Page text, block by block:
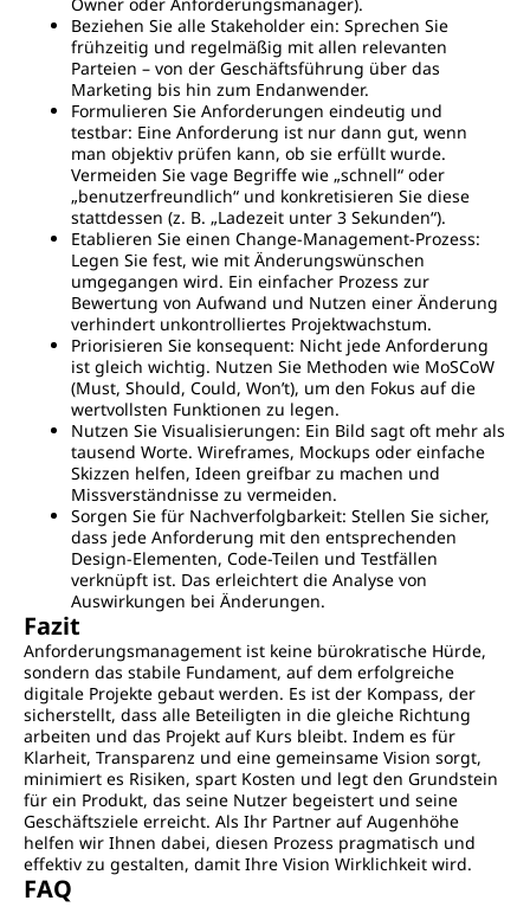
Beziehen Sie alle Stakeholder ein: Sprechen Sie
frühzeitig und regelmäßig mit allen relevanten
Parteien – von der Geschäftsführung über das
Marketing bis hin zum Endanwender.
Formulieren Sie Anforderungen eindeutig und
testbar: Eine Anforderung ist nur dann gut, wenn
man objektiv prüfen kann, ob sie erfüllt wurde.
Vermeiden Sie vage Begriffe wie „schnell“ oder
„benutzerfreundlich“ und konkretisieren Sie diese
stattdessen (z. B. „Ladezeit unter 3 Sekunden“).
Etablieren Sie einen Change-Management-Prozess:
Legen Sie fest, wie mit Änderungswünschen
umgegangen wird. Ein einfacher Prozess zur
Bewertung von Aufwand und Nutzen einer Änderung
verhindert unkontrolliertes Projektwachstum.
Priorisieren Sie konsequent: Nicht jede Anforderung
ist gleich wichtig. Nutzen Sie Methoden wie MoSCoW
(Must, Should, Could, Won’t), um den Fokus auf die
wertvollsten Funktionen zu legen.
Nutzen Sie Visualisierungen: Ein Bild sagt oft mehr als
tausend Worte. Wireframes, Mockups oder einfache
Skizzen helfen, Ideen greifbar zu machen und
Missverständnisse zu vermeiden.
Sorgen Sie für Nachverfolgbarkeit: Stellen Sie sicher,
dass jede Anforderung mit den entsprechenden
Design-Elementen, Code-Teilen und Testfällen
verknüpft ist. Das erleichtert die Analyse von
Auswirkungen bei Änderungen.
Fazit
Anforderungsmanagement ist keine bürokratische Hürde,
sondern das stabile Fundament, auf dem erfolgreiche
digitale Projekte gebaut werden. Es ist der Kompass, der
sicherstellt, dass alle Beteiligten in die gleiche Richtung
arbeiten und das Projekt auf Kurs bleibt. Indem es für
Klarheit, Transparenz und eine gemeinsame Vision sorgt,
minimiert es Risiken, spart Kosten und legt den Grundstein
für ein Produkt, das seine Nutzer begeistert und seine
Geschäftsziele erreicht. Als Ihr Partner auf Augenhöhe
helfen wir Ihnen dabei, diesen Prozess pragmatisch und
effektiv zu gestalten, damit Ihre Vision Wirklichkeit wird.
FAQ